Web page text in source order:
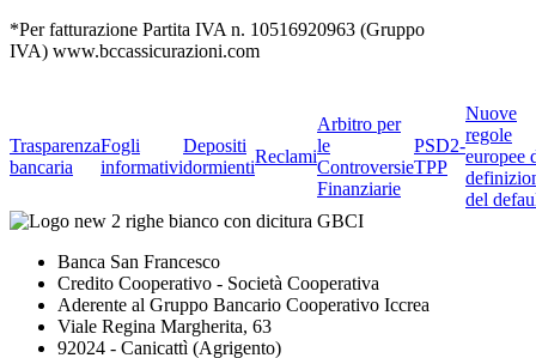
*Per fatturazione Partita IVA n. 10516920963 (Gruppo
IVA) www.bccassicurazioni.com
Trasparenza
bancaria
Fogli
informativi
Depositi
dormienti
Reclami
Arbitro per
le
Controversie
Finanziarie
PSD2-
TPP
Nuove
regole
europee
del
Banca San Francesco
Credito Cooperativo - Società Cooperativa
Aderente al Gruppo Bancario Cooperativo Iccrea
Viale Regina Margherita, 63
92024 - Canicattì (Agrigento)